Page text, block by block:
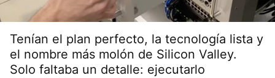
Tenían el plan perfecto, la tecnología lista y
el nombre más molón de Silicon Valley.
Solo faltaba un detalle: ejecutarlo